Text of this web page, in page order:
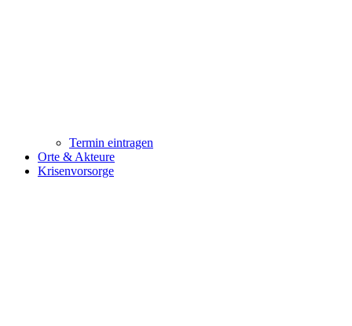
Termin eintragen
Orte & Akteure
Krisenvorsorge